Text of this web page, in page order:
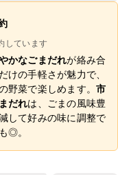
しています
かなごまだれが絡み合
けの手軽さが魅力で、
野菜で楽しめます。 市
だれは、ごまの風味豊
して好みの味に調整で
◎。